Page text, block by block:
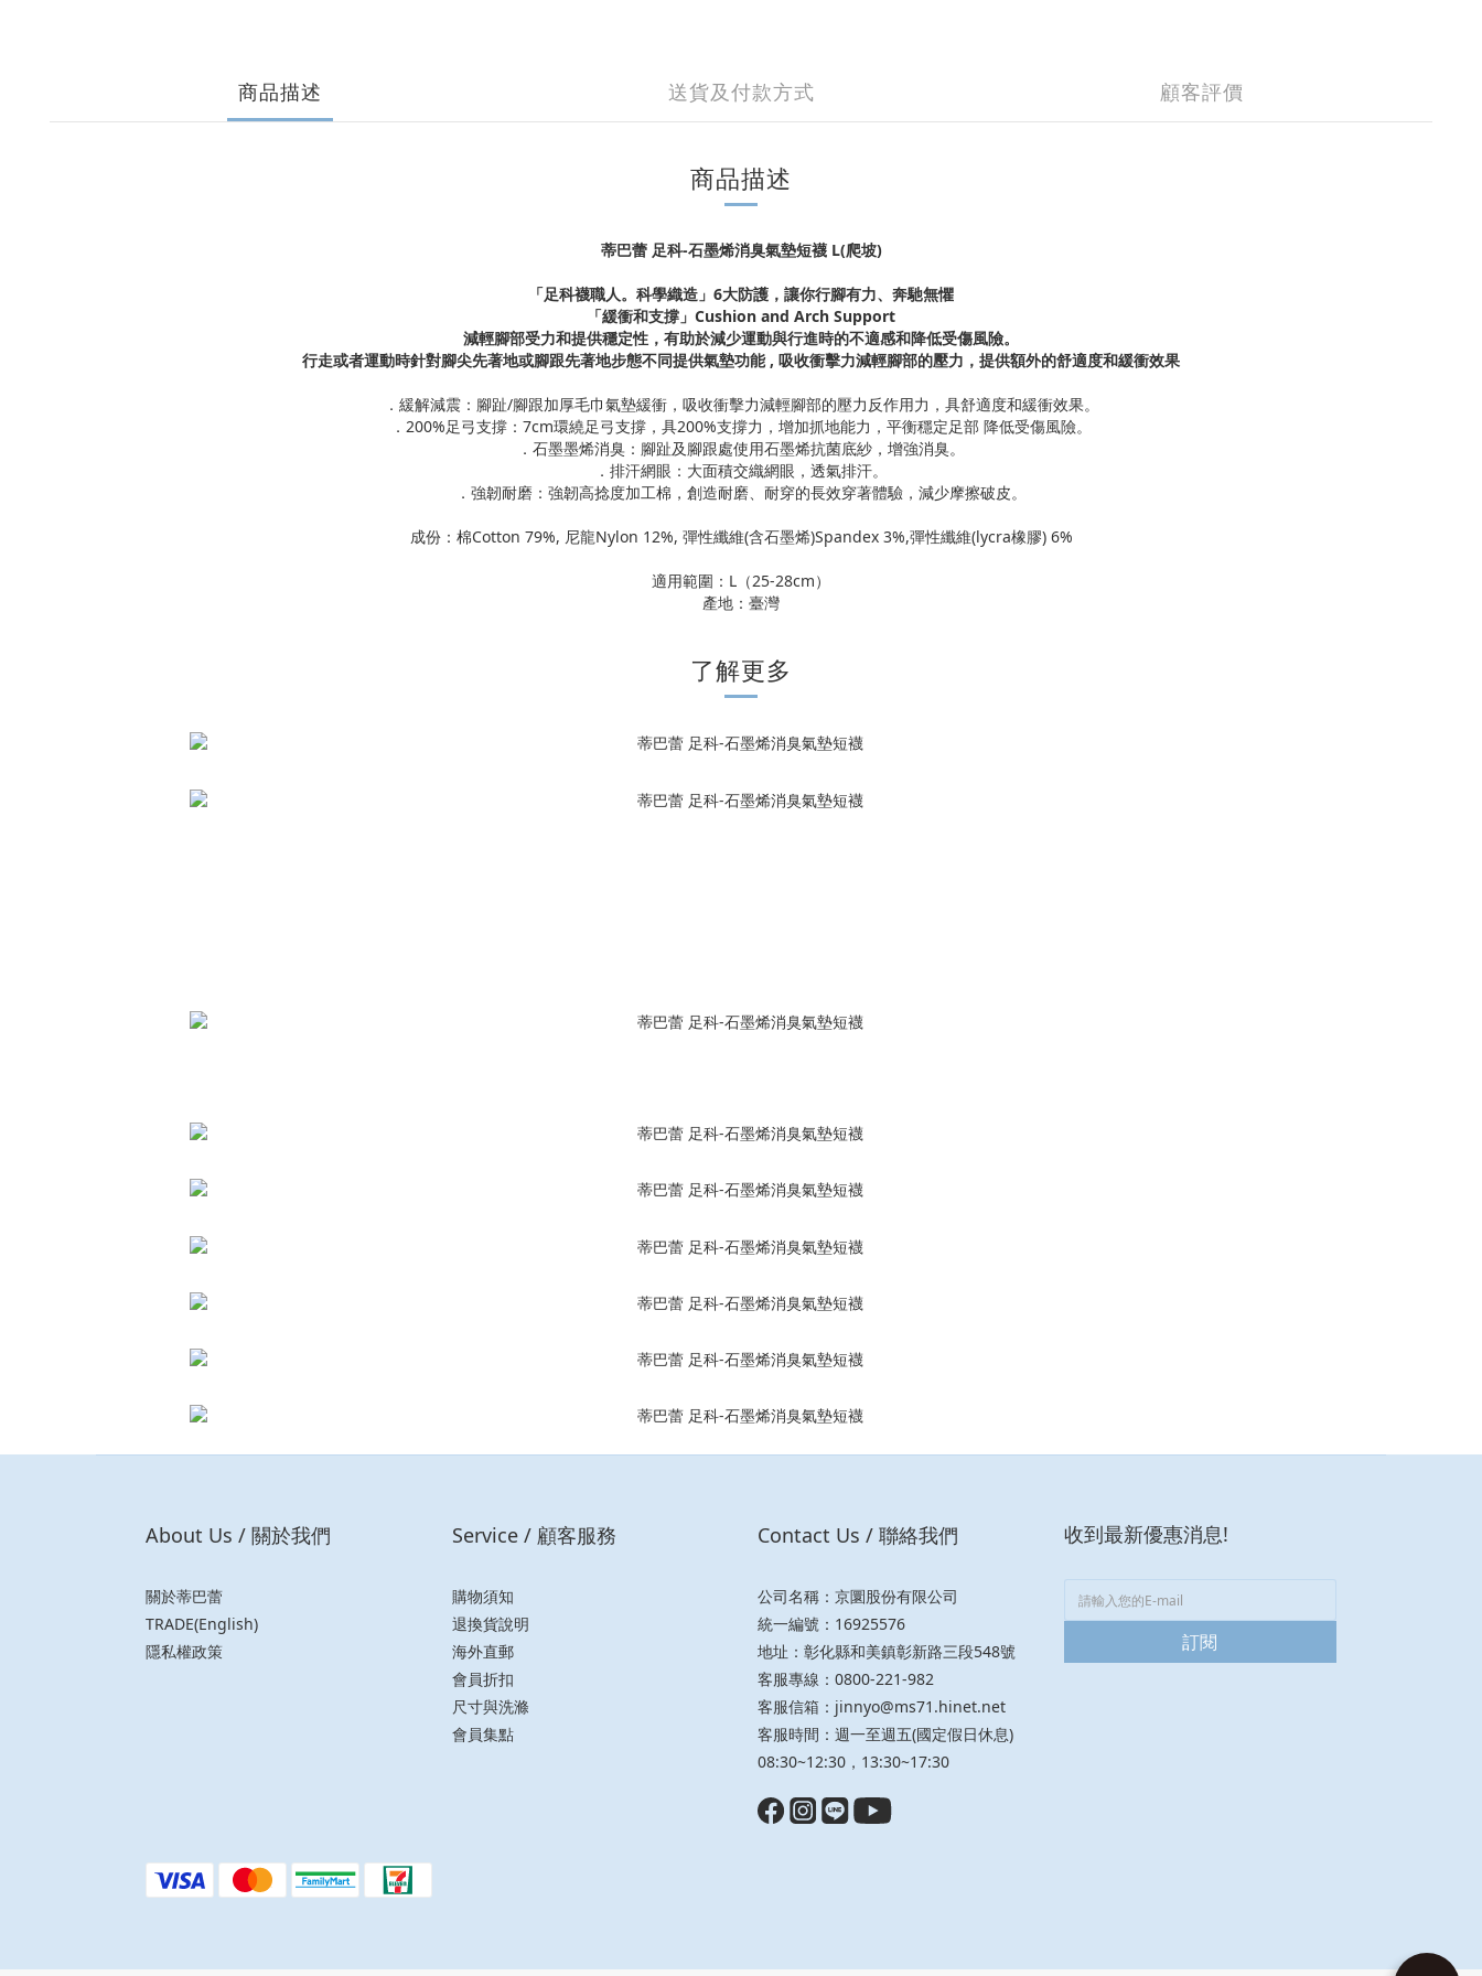
商品描述 送貨及付款方式 顧客評價
商品描述
蒂巴蕾 足科-石墨烯消臭氣墊短襪 L(爬坡)
「足科襪職人。科學織造 」6大防護，讓你行腳有力、奔馳無懼
「緩衝和支撐」Cushion and Arch Support
減輕腳部受力和提供穩定性，有助於減少運動與行進時的不適感和降低受傷風險。
行走或者運動時針對腳尖先著地或腳跟先著地步態不同提供氣墊功能 , 吸收衝擊力減輕腳部的壓力，提供額外的舒適度和緩衝效果
．緩解減震：腳趾/腳跟加厚毛巾氣墊緩衝，吸收衝擊力減輕腳部的壓力反作用力，具舒適度和緩衝效果。
．200%足弓支撐：7cm環繞足弓支撐，具200%支撐力，增加抓地能力，平衡穩定足部 降低受傷風險。
．石墨墨烯消臭：腳趾及腳跟處使用石墨烯抗菌底紗，增強消臭。
．排汗網眼：大面積交織網眼，透氣排汗。
．強韌耐磨：強韌高捻度加工棉，創造耐磨、耐穿的長效穿著體驗，減少摩擦破皮。
成份：棉Cotton 79%, 尼龍Nylon 12%, 彈性纖維(含石墨烯)Spandex 3%,彈性纖維(lycra橡膠) 6%
適用範圍：L（25-28cm）
產地：臺灣
了解更多
About Us / 關於我們
關於蒂巴蕾
TRADE(English)
隱私權政策
Service / 顧客服務
購物須知
退換貨說明
海外直郵
會員折扣
尺寸與洗滌
會員集點
Contact Us / 聯絡我們
公司名稱：京圜股份有限公司
統一編號：16925576
地址：彰化縣和美鎮彰新路三段548號
客服專線：0800-221-982
客服信箱： jinnyo@ms71.hinet.net
客服時間：週一至週五(國定假日休息)
08:30~12:30，13:30~17:30
收到最新優惠消息!
訂閱